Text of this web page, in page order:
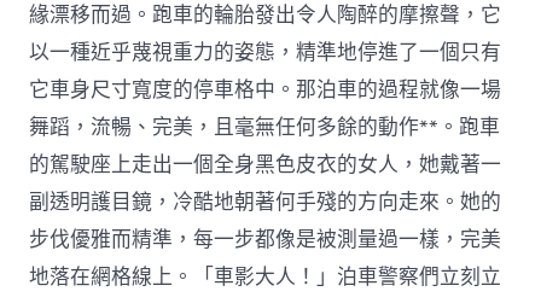
緣漂移而過。跑車的輪胎發出令人陶醉的摩擦聲，它
以一種近乎蔑視重力的姿態，精準地停進了一個只有
它車身尺寸寬度的停車格中。那泊車的過程就像一場
舞蹈，流暢、完美，且毫無任何多餘的動作**。跑車
的駕駛座上走出一個全身黑色皮衣的女人，她戴著一
副透明護目鏡，冷酷地朝著何手殘的方向走來。她的
步伐優雅而精準，每一步都像是被測量過一樣，完美
地落在網格線上。「車影大人！」泊車警察們立刻立